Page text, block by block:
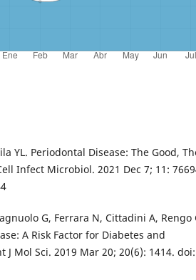
YL. Periodontal Disease: The Good,
Infect Microbiol. 2021 Dec 7; 11:
G, Ferrara N, Cittadini A, Rengo
A Risk Factor for Diabetes and
J Mol Sci. 2019 Mar 20; 20(6): 1414. doi: